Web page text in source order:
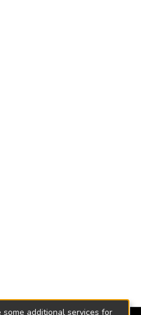
additional services for